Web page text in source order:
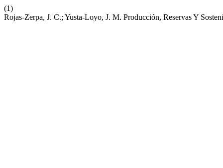
(1)
Rojas-Zerpa, J. C.; Yusta-Loyo, J. M. Producción, Reservas Y